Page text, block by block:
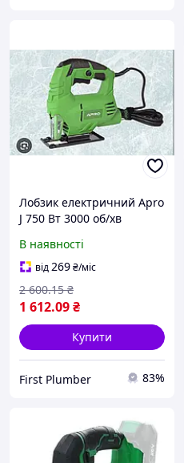
Лобзик електричний Apro
J 750 Вт 3000 об/хв
В наявності
від269₴/міс
1 612.09₴
2 600.15 ₴
Купити
First Plumber 83%